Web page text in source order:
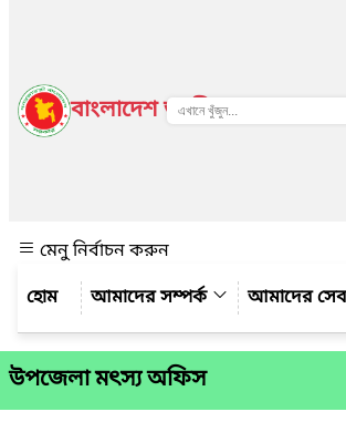
বাংলাদেশ জাতীয় তথ্য বাতায়ন
মেনু নির্বাচন করুন
আমাদের সম্পর্ক
আমাদের
উপজেলা মৎস্য অফিস